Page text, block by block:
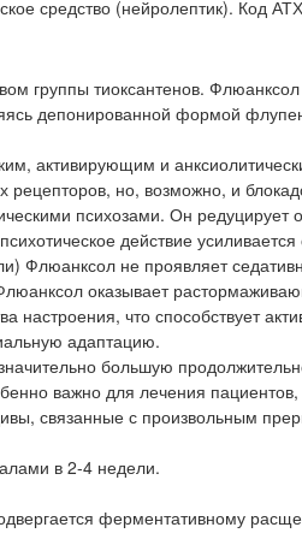
средство (нейролептик). Код
группы тиоксантенов.
депонированной формой
активирующим и
но, возможно, и
психозами. Он редуцирует
действие
Флюанксол не проявляет
оказывает
настроения, что способствует
адаптацию.
большую
важно для лечения
связанные с произвольным
в 2-4 недели.
ферментативному